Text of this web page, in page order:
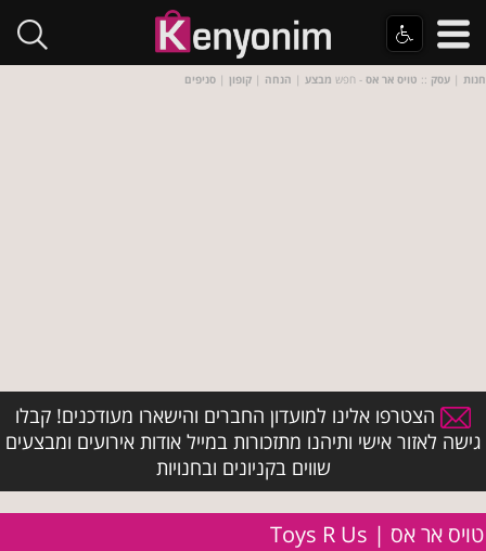
חנות | עסק :: טויס אר אס - חפש מבצע | הנחה | קופון | סניפים
הצטרפו אלינו למועדון החברים והישארו מעודכנים! קבלו
גישה לאזור אישי ותיהנו מתזכורות במייל אודות אירועים ומבצעים
שווים בקניונים ובחנויות
טויס אר אס | Toys R Us